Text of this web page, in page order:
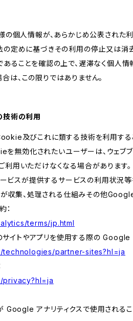
様の個人情報が、あらかじめ公表され
定めに基づきその利用の停止又は消
ることを確認の上で、遅滞なく個人
、この限りではありません。
技術の利用
Cookie及びこれに類する技術を利用す
を無効化されたいユーザーは、ウェブ
用いただけなくなる場合があります。
サービスが提供するサービスの利用状
収集、処理される仕組みその他Google
：
terms/jp.html
イトやアプリを使用する際の Google
partner-sites?hl=ja
Google アナリティクスで使用される